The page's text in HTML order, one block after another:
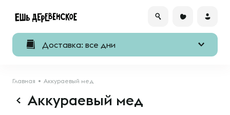
Доставка: все дни
Главная Аккураевый мед
Аккураевый мед